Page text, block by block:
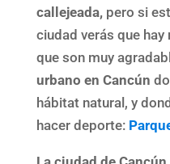
callejeada, pero si
ciudad verás que
que son muy
urbano en Cancún
hábitat natural, y
hacer deporte: